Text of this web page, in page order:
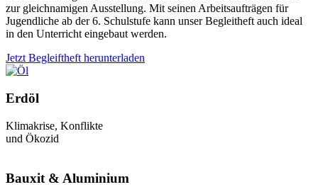
zur gleichnamigen Ausstellung. Mit seinen Arbeitsaufträgen für
Jugendliche ab der 6. Schulstufe kann unser Begleitheft auch ideal
in den Unterricht eingebaut werden.
Jetzt Begleiftheft herunterladen
Erdöl
Klimakrise, Konflikte
und Ökozid
Bauxit & Aluminium